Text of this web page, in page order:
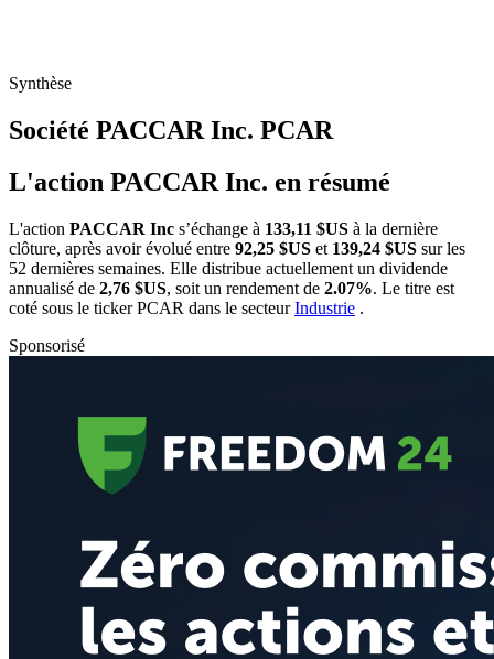
Synthèse
Société PACCAR Inc. PCAR
L'action PACCAR Inc. en résumé
L'action PACCAR Inc s’échange à 133,11 $US à la dernière
clôture, après avoir évolué entre 92,25 $US et 139,24 $US sur les
52 dernières semaines. Elle distribue actuellement un dividende
annualisé de 2,76 $US, soit un rendement de 2.07%. Le titre est
coté sous le tickerPCAR dans le secteurIndustrie .
Sponsorisé